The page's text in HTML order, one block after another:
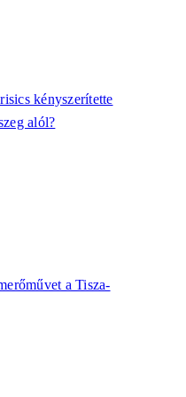
kényszerítette
alól?
a Tisza-